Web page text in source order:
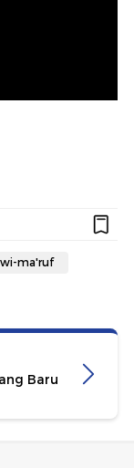
ma'ruf
Baru